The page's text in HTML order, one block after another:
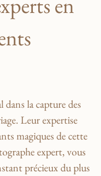
la capture⁤ des
Leur ⁤expertise
magiques‌ de‌ cette
expert, vous
précieux du plus